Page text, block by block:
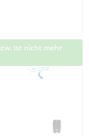
ist nicht mehr